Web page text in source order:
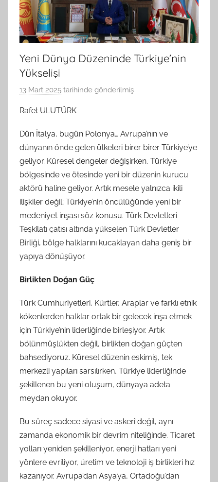
Yeni Dünya Düzeninde Türkiye’nin
Yükselişi
13 Mart 2025 tarihinde gönderilmiş
M
t
a
r
a
f
ı
n
d
Rafet ULUTÜRK
Dün İtalya, bugün Polonya… Avrupa’nın ve
dünyanın önde gelen ülkeleri birer birer Türkiye’ye
geliyor. Küresel dengeler değişirken, Türkiye
bölgesinde ve ötesinde yeni bir düzenin kurucu
aktörü haline geliyor. Artık mesele yalnızca ikili
ilişkiler değil; Türkiye’nin öncülüğünde yeni bir
medeniyet inşası söz konusu. Türk Devletleri
Teşkilatı çatısı altında yükselen Türk Devletler
Birliği, bölge halklarını kucaklayan daha geniş bir
yapıya dönüşüyor.
Birlikten Doğan Güç
Türk Cumhuriyetleri, Kürtler, Araplar ve farklı etnik
kökenlerden halklar ortak bir gelecek inşa etmek
için Türkiye’nin liderliğinde birleşiyor. Artık
bölünmüşlükten değil, birlikten doğan güçten
bahsediyoruz. Küresel düzenin eskimiş, tek
merkezli yapıları sarsılırken, Türkiye liderliğinde
şekillenen bu yeni oluşum, dünyaya adeta
meydan okuyor.
Bu süreç sadece siyasi ve askerî değil, aynı
zamanda ekonomik bir devrim niteliğinde. Ticaret
yolları yeniden şekilleniyor, enerji hatları yeni
yönlere evriliyor, üretim ve teknoloji iş birlikleri hız
kazanıyor. Avrupa’dan Asya’ya, Ortadoğu’dan